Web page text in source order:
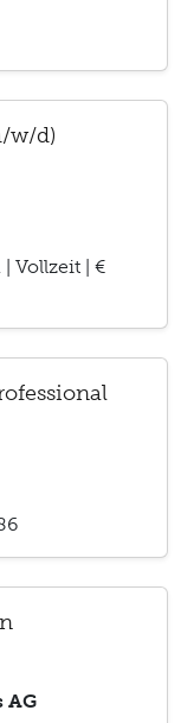
w/d)
| Vollzeit | €
AG